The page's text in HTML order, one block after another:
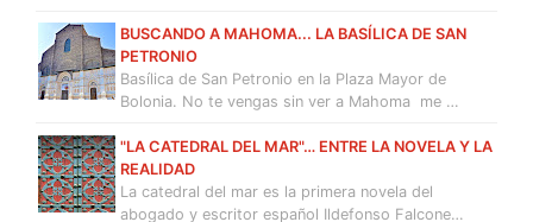
BUSCANDO A MAHOMA... LA BASÍLICA DE SAN
PETRONIO
Basílica de San Petronio en la Plaza Mayor de
Bolonia. No te vengas sin ver a Mahoma me …
"LA CATEDRAL DEL MAR"… ENTRE LA NOVELA Y LA
REALIDAD
La catedral del mar es la primera novela del
abogado y escritor español Ildefonso Falcone…